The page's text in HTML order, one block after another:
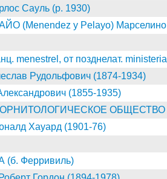
Сауль (р. 1930)
(Menendez y Pelayo) Марселино
от позднелат.
Рудольфович (1874-1934)
(1855-1935)
ОБЩЕСТВО
Хауард (1901-76)
Ферривиль)